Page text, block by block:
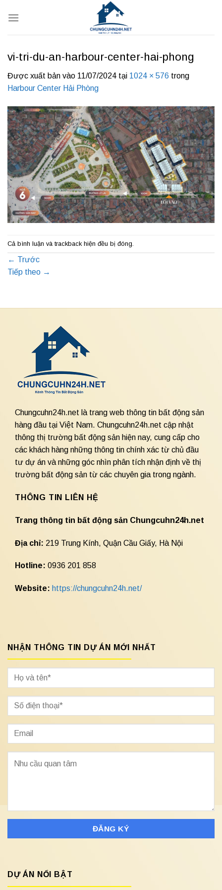
qua
vi-tri-du-an-harbour-center-hai-phong
Được xuất bản vào 11/07/2024 tại 1024 × 576 trong
Harbour Center Hải Phòng
Cả bình luận và trackback hiện đều bị đóng.
← Trước
Tiếp theo →
Chungcuhn24h.net là trang web thông tin bất động sản
hàng đầu tại Việt Nam. Chungcuhn24h.net cập nhật
thông thị trường bất động sản hiện nay, cung cấp cho
các khách hàng những thông tin chính xác từ chủ đầu
tư dự án và những góc nhìn phân tích nhận định về thị
trường bất động sản từ các chuyên gia trong ngành.
THÔNG TIN LIÊN HỆ
Trang thông tin bất động sản Chungcuhn24h.net
Địa chỉ: 219 Trung Kính, Quận Cầu Giấy, Hà Nội
Hotline: 0936 201 858
Website: https://chungcuhn24h.net/
NHẬN THÔNG TIN DỰ ÁN MỚI NHẤT
DỰ ÁN NỔI BẬT